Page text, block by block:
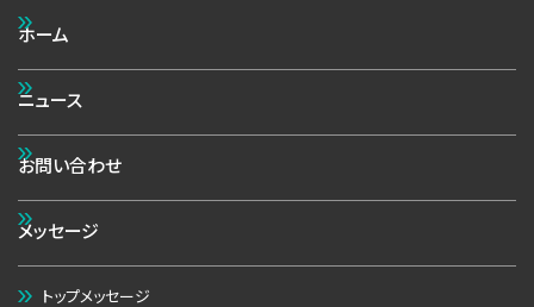
ホーム
ニュース
お問い合わせ
メッセージ
トップメッセージ